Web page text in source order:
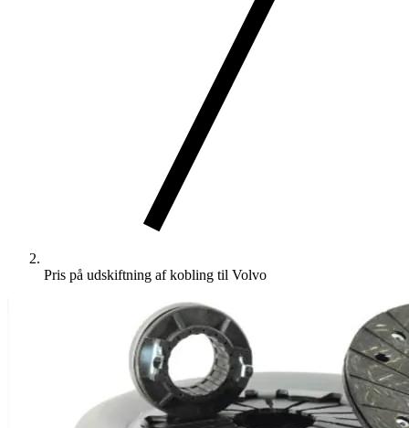
Pris på udskiftning af kobling til Volvo